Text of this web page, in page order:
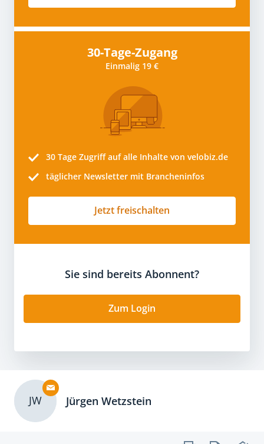
30-Tage-Zugang
Einmalig 19 €
30 Tage Zugriff auf alle Inhalte von velobiz.de
täglicher Newsletter mit Brancheninfos
Jetzt freischalten
Sie sind bereits Abonnent?
Zum Login
JW Jürgen Wetzstein